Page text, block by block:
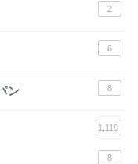
2
6
ン 8
1,119
8